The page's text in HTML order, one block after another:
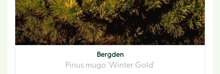
Bergden
Pinus mugo 'Winter Gold'